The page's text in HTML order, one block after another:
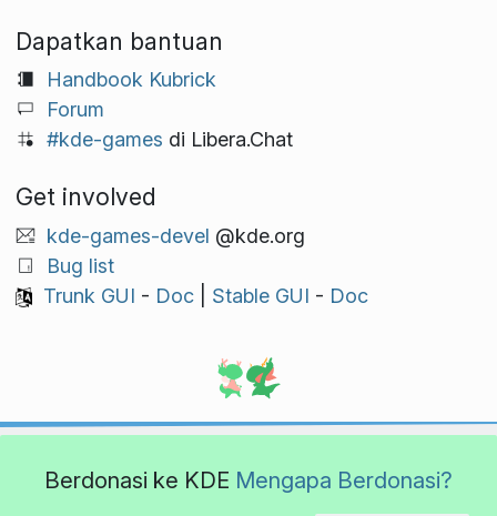
Dapatkan bantuan
Handbook Kubrick
Forum
#kde-games di Libera.Chat
Get involved
kde-games-devel @kde.org
Bug list
Trunk GUI - Doc| Stable GUI - Doc
Berdonasi ke KDE Mengapa Berdonasi?